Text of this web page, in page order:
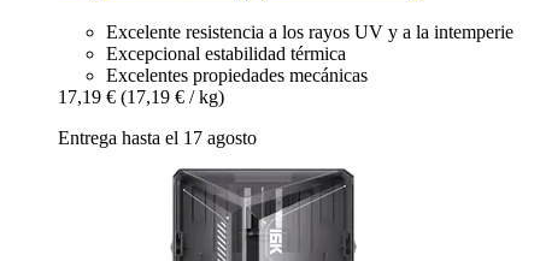
Excelente resistencia a los rayos UV y a la intemperie
Excepcional estabilidad térmica
Excelentes propiedades mecánicas
17,19 € (17,19 € / kg)
Entrega hasta el 17 agosto